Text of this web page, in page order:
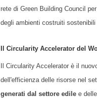
rete di Green Building Council
degli ambienti costruiti sostenibili
Il Circularity Accelerator del
Il Circularity Accelerator è il
dell'efficienza delle risorse nel
generati dal settore edile e